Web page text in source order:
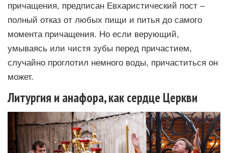
причащения, предписан Евхаристический пост –
полный отказ от любых пищи и питья до самого
момента причащения. Но если верующий,
умываясь или чистя зубы перед причастием,
случайно проглотил немного воды, причаститься он
может.
Литургия и анафора, как сердце Церкви